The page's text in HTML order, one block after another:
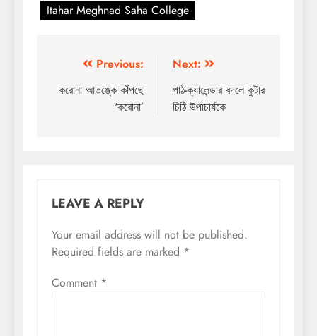
Itahar Meghnad Saha College
navigation
Previous:
করোনা আতঙ্কে কাঁপছে
‘করোনা’
Next:
পাঠ-ক্যালেন্ডার বদলে কুটার
চিঠি উপাচার্যকে
LEAVE A REPLY
Your email address will not be published.
Required fields are marked *
Comment *